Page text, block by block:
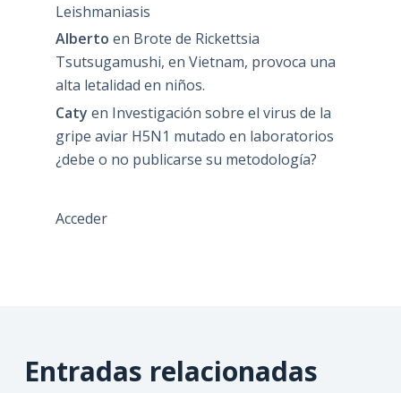
Leishmaniasis
Alberto en Brote de Rickettsia
Tsutsugamushi, en Vietnam, provoca una
alta letalidad en niños.
Caty en Investigación sobre el virus de la
gripe aviar H5N1 mutado en laboratorios
¿debe o no publicarse su metodología?
Acceder
Entradas relacionadas